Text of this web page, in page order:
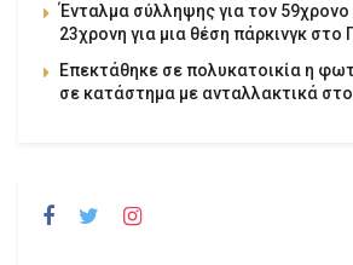
Ένταλμα σύλληψης για τον
23χρονη για μια θέση πάρκινγκ στο
Επεκτάθηκε σε πολυκατοικία η
σε κατάστημα με ανταλλακτικά στο